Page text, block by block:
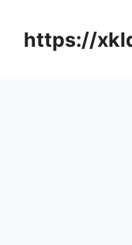
https://